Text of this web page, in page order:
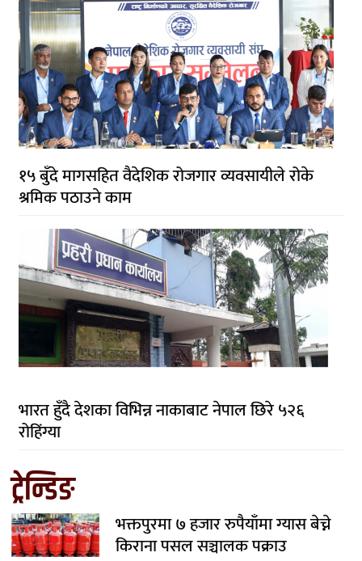
१५ बुँदे मागसहित वैदेशिक रोजगार व्यवसायीले रोके
श्रमिक पठाउने काम
भारत हुँदै देशका विभिन्न नाकाबाट नेपाल छिरे ५२६
रोहिंग्या
ट्रेन्डिङ
भक्तपुरमा ७ हजार रुपैयाँमा ग्यास बेच्ने
किराना पसल सञ्चालक पक्राउ